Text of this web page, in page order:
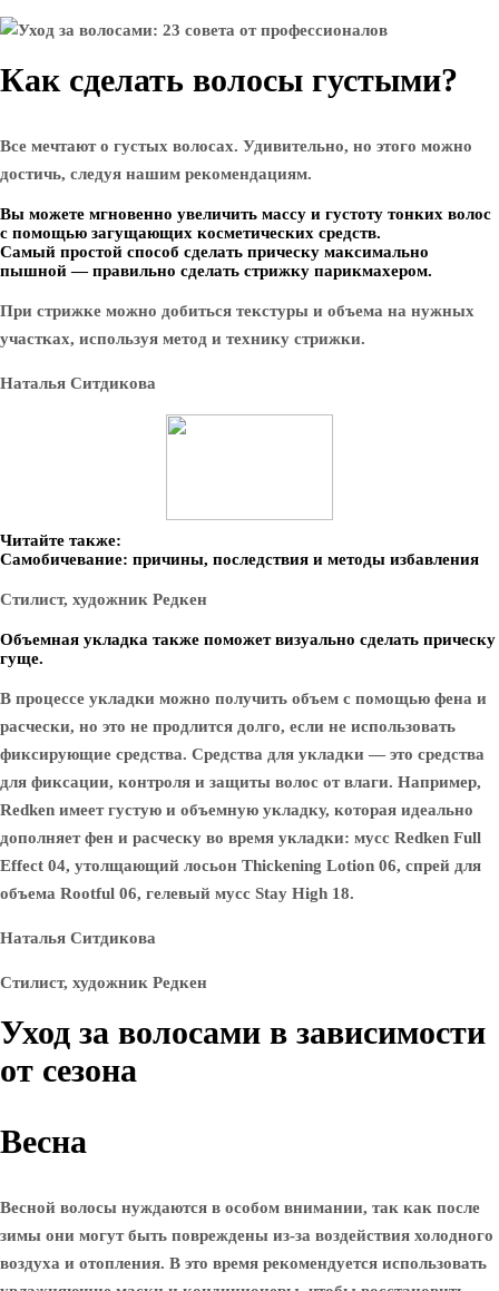
Как сделать волосы густыми?
Все мечтают о густых волосах. Удивительно, но этого можно
достичь, следуя нашим рекомендациям.
Вы можете мгновенно увеличить массу и густоту тонких волос
с помощью загущающих косметических средств.
Самый простой способ сделать прическу максимально
пышной — правильно сделать стрижку парикмахером.
При стрижке можно добиться текстуры и объема на нужных
участках, используя метод и технику стрижки.
Наталья Ситдикова
Читайте также:
Самобичевание: причины, последствия и методы избавления
Стилист, художник Редкен
Объемная укладка также поможет визуально сделать прическу
гуще.
В процессе укладки можно получить объем с помощью фена и
расчески, но это не продлится долго, если не использовать
фиксирующие средства. Средства для укладки — это средства
для фиксации, контроля и защиты волос от влаги. Например,
Redken имеет густую и объемную укладку, которая идеально
дополняет фен и расческу во время укладки: мусс Redken Full
Effect 04, утолщающий лосьон Thickening Lotion 06, спрей для
объема Rootful 06, гелевый мусс Stay High 18.
Наталья Ситдикова
Стилист, художник Редкен
Уход за волосами в зависимости
от сезона
Весна
Весной волосы нуждаются в особом внимании, так как после
зимы они могут быть повреждены из-за воздействия холодного
воздуха и отопления. В это время рекомендуется использовать